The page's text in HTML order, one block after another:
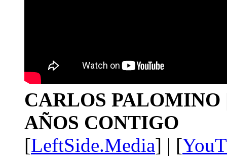
CARLOS PALOMINO
AÑOS CONTIGO
[LeftSide.Media] | [